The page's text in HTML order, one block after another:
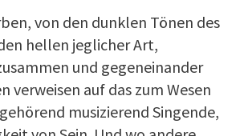
von den dunklen Tönen des
hellen jeglicher Art,
und gegeneinander
verweisen auf das zum Wesen
musizierend Singende,